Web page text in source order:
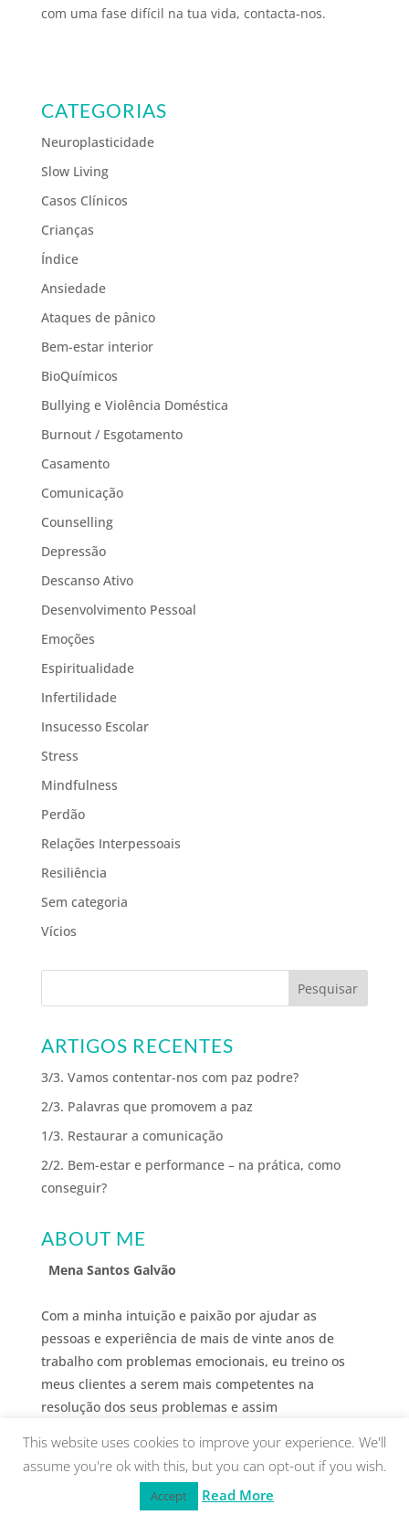
com uma fase difícil na tua vida, contacta-nos.
CATEGORIAS
Neuroplasticidade
Slow Living
Casos Clínicos
Crianças
Índice
Ansiedade
Ataques de pânico
Bem-estar interior
BioQuímicos
Bullying e Violência Doméstica
Burnout / Esgotamento
Casamento
Comunicação
Counselling
Depressão
Descanso Ativo
Desenvolvimento Pessoal
Emoções
Espiritualidade
Infertilidade
Insucesso Escolar
Stress
Mindfulness
Perdão
Relações Interpessoais
Resiliência
Sem categoria
Vícios
ARTIGOS RECENTES
3/3. Vamos contentar-nos com paz podre?
2/3. Palavras que promovem a paz
1/3. Restaurar a comunicação
2/2. Bem-estar e performance – na prática, como
conseguir?
ABOUT ME
Mena Santos Galvão
Com a minha intuição e paixão por ajudar as
pessoas e experiência de mais de vinte anos de
trabalho com problemas emocionais, eu treino os
meus clientes a serem mais competentes na
resolução dos seus problemas e assim
This website uses cookies to improve your experience. We'll
assume you're ok with this, but you can opt-out if you wish.
Accept Read More